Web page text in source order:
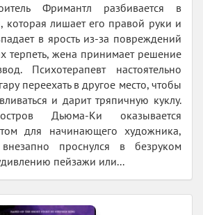
Фримантл разбивается в
которая лишает его правой руки и
в ярость из-за повреждений
терпеть, жена принимает решение
Психотерапевт настоятельно
переехать в другое место, чтобы
и дарит тряпичную куклу.
Дьюма-Ки оказывается
для начинающего художника,
проснулся в безруком
пейзажи или...